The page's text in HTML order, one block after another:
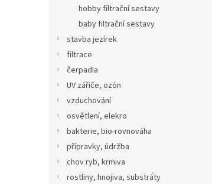
hobby filtrační sestavy
baby filtrační sestavy
stavba jezírek
filtrace
čerpadla
UV zářiče, ozón
vzduchování
osvětlení, elekro
bakterie, bio-rovnováha
přípravky, údržba
chov ryb, krmiva
rostliny, hnojiva, substráty